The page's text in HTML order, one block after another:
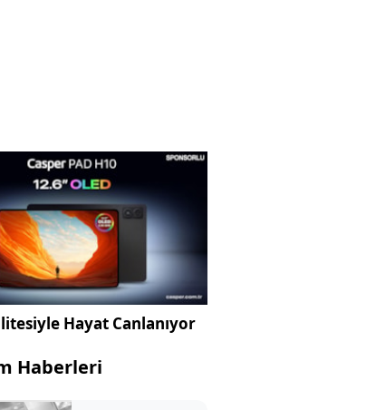
Hayat Canlanıyor
Haberleri